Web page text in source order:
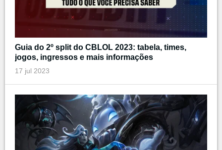
Guia do 2º split do CBLOL 2023: tabela, times,
jogos, ingressos e mais informações
17 jul 2023